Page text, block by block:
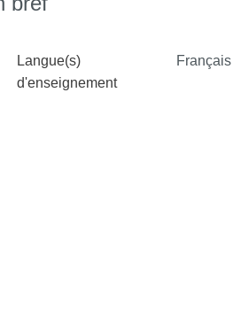
Langue(s)
d'enseignement
Français